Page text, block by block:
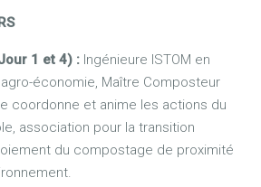
1 et 4) : Ingénieure ISTOM en
économie, Maître Composteur
coordonne et anime les actions du
association pour la transition
du compostage de proximité